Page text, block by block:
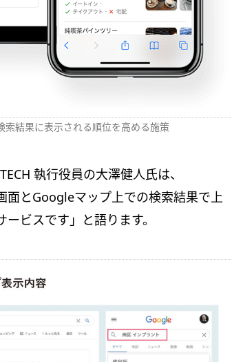
結果に表示される順位を高める施策
執行役員の大澤健人氏は、
面とGoogleマップ上での検索結果で上
ビスです」と語ります。